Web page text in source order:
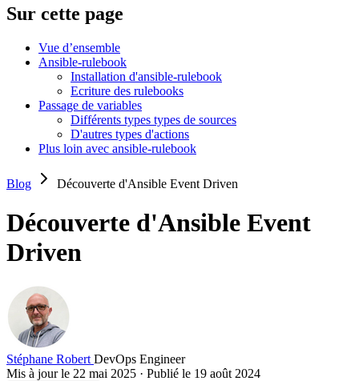
Sur cette page
Vue d’ensemble
Ansible-rulebook
Installation d'ansible-rulebook
Ecriture des rulebooks
Passage de variables
Différents types types de sources
D'autres types d'actions
Plus loin avec ansible-rulebook
Blog Découverte d'Ansible Event Driven
Découverte d'Ansible Event
Driven
Stéphane Robert DevOps Engineer
Mis à jour le 22 mai 2025 · Publié le 19 août 2024